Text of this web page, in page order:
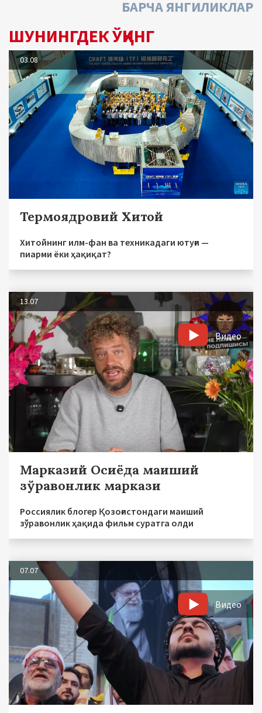
БАРЧА ЯНГИЛИКЛАР
ШУНИНГДЕК ЎҚИНГ
03.08
Термоядровий Хитой
Хитойнинг илм-фан ва техникадаги ютуғи —
пиарми ёки ҳақиқат?
13.07
Видео
Марказий Осиёда маиший
зўравонлик маркази
Россиялик блогер Қозоғистондаги маиший
зўравонлик ҳақида фильм суратга олди
07.07
Видео